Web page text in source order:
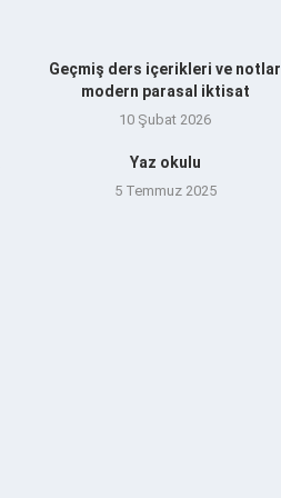
Geçmiş ders içerikleri ve notlar
modern parasal iktisat
10 Şubat 2026
Yaz okulu
5 Temmuz 2025